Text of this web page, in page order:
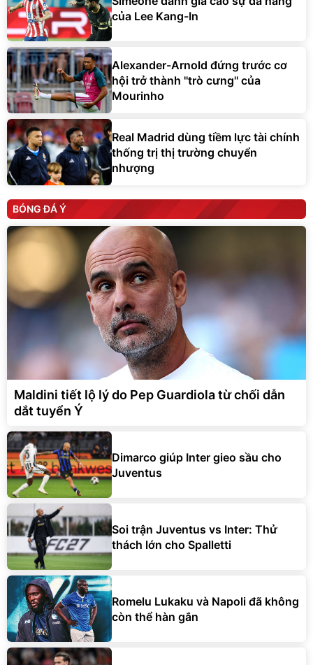
của Lee Kang-In
Alexander-Arnold đứng trước cơ
hội trở thành ''trò cưng'' của
Mourinho
Real Madrid dùng tiềm lực tài chính
thống trị thị trường chuyển
nhượng
BÓNG ĐÁ Ý
Maldini tiết lộ lý do Pep Guardiola từ chối dẫn
dắt tuyển Ý
Dimarco giúp Inter gieo sầu cho
Juventus
Soi trận Juventus vs Inter: Thử
thách lớn cho Spalletti
Romelu Lukaku và Napoli đã không
còn thể hàn gắn